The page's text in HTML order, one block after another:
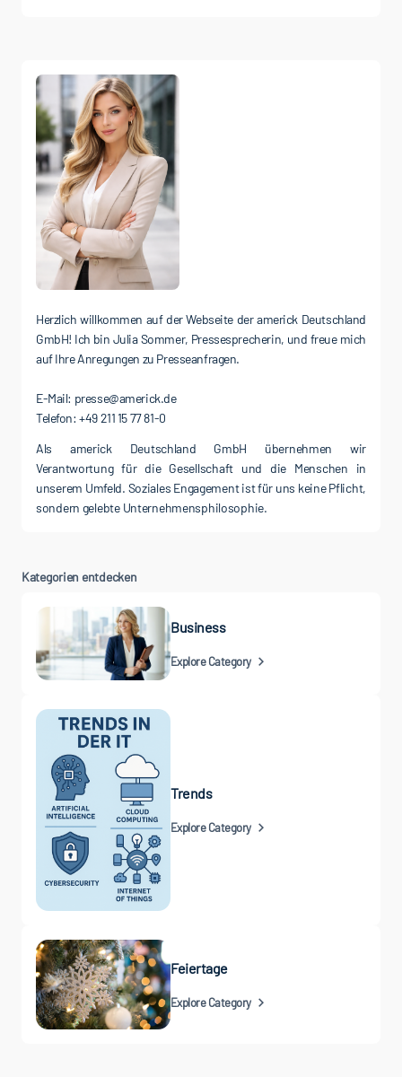
Herzlich willkommen auf der Webseite der americk Deutschland
GmbH! Ich bin Julia Sommer, Pressesprecherin, und freue mich
auf Ihre Anregungen zu Presseanfragen.
E-Mail: presse@americk.de
Als americk Deutschland GmbH übernehmen wir
Verantwortung für die Gesellschaft und die Menschen in
unserem Umfeld. Soziales Engagement ist für uns keine Pflicht,
sondern gelebte Unternehmensphilosophie.
Kategorien entdecken
Business
Explore Category
Trends
Explore Category
Feiertage
Explore Category